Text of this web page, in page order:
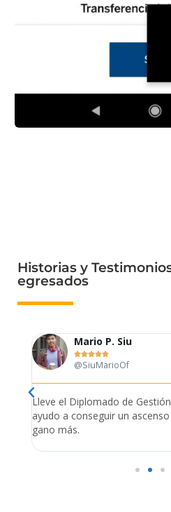
Historias y
egresados
Mario P. Siu

@SiuMarioOf
Lleve el Diplomado de
ayudo a conseguir un
gano más.